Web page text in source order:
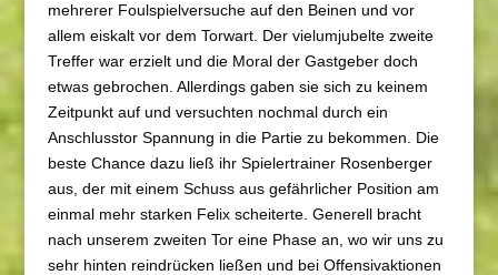
mehrerer Foulspielversuche auf den Beinen und vor
allem eiskalt vor dem Torwart. Der vielumjubelte zweite
Treffer war erzielt und die Moral der Gastgeber doch
etwas gebrochen. Allerdings gaben sie sich zu keinem
Zeitpunkt auf und versuchten nochmal durch ein
Anschlusstor Spannung in die Partie zu bekommen. Die
beste Chance dazu ließ ihr Spielertrainer Rosenberger
aus, der mit einem Schuss aus gefährlicher Position am
einmal mehr starken Felix scheiterte. Generell bracht
nach unserem zweiten Tor eine Phase an, wo wir uns zu
sehr hinten reindrücken ließen und bei Offensivaktionen